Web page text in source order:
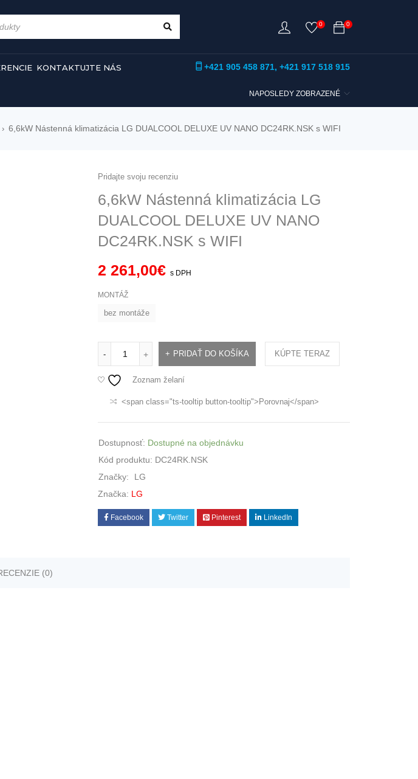
0
0
KONTAKTUJTE NÁS +421 905 458 871, +421 917 518 915
NAPOSLEDY ZOBRAZENÉ
› 6,6kW Nástenná klimatizácia LG DUALCOOL DELUXE UV NANO DC24RK.NSK s WIFI
Pridajte svoju recenziu
6,6kW Nástenná klimatizácia LG
DUALCOOL DELUXE UV NANO
DC24RK.NSK s WIFI
2 261,00€ s DPH
MONTÁŽ
bez montáže
- + PRIDAŤ DO KOŠÍKA KÚPTE TERAZ
Zoznam želaní
<span class="ts-tooltip button-tooltip">Porovnaj</span>
Dostupnosť: Dostupné na objednávku
Kód produktu: DC24RK.NSK
Značky:
LG
Značka: LG
Facebook Twitter Pinterest LinkedIn
(0)